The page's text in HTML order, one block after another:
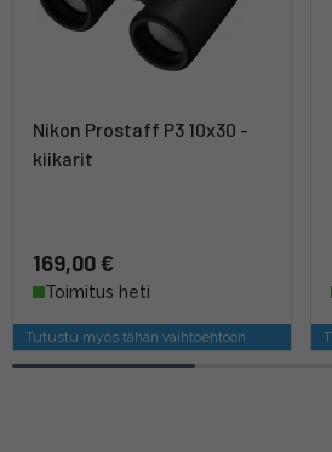
Nikon Prostaff P3 10x30 -
kiikarit
169,00 €
Toimitus heti
Tutustu myös tähän vaihtoehtoon